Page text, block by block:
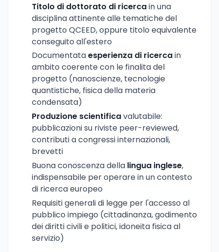
Titolo di dottorato di ricercain una
disciplina attinente alle tematiche del
progetto QCEED, oppure titolo equivalente
conseguito all'estero
Documentataesperienza di ricercain
ambito coerente con le finalita del
progetto (nanoscienze, tecnologie
quantistiche, fisica della materia
condensata)
Produzione scientificavalutabile:
pubblicazioni su riviste peer-reviewed,
contributi a congressi internazionali,
brevetti
Buona conoscenza della lingua inglese,
indispensabile per operare in un contesto
di ricerca europeo
Requisiti generali di legge per l'accesso al
pubblico impiego (cittadinanza, godimento
dei diritti civili e politici, idoneita fisica al
servizio)